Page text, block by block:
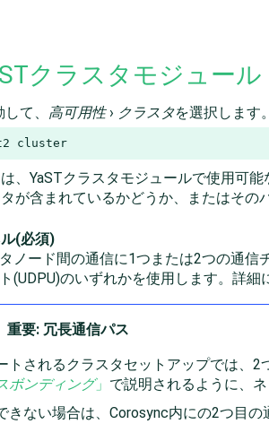
クラスタモジュール
て、 高可用性› クラスタを選択します
cluster
、YaSTクラスタモジュールで使用可
が含まれているかどうか、またはそ
(必須)
ノード間の通信に1つまたは2つの通
(UDPU)のいずれかを使用します。詳細
重要: 冗長通信パス
トされるクラスタセットアップでは、2
ボンディング」 で説明されるように、
きない場合は、Corosync内にの2つ目の